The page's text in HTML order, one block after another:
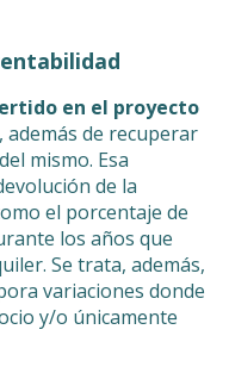
en el proyecto
, además de recuperar
mismo. Esa
de la
el porcentaje de
los años que
Se trata, además,
variaciones donde
y/o únicamente